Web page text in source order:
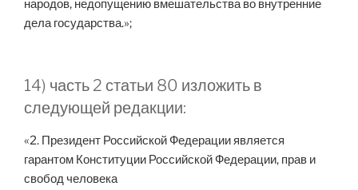
народов, недопущению вмешательства во внутренние
дела государства.»;
14) часть 2 статьи 80 изложить в
следующей редакции:
«2. Президент Российской Федерации является
гарантом Конституции Российской Федерации, прав и
свобод человека